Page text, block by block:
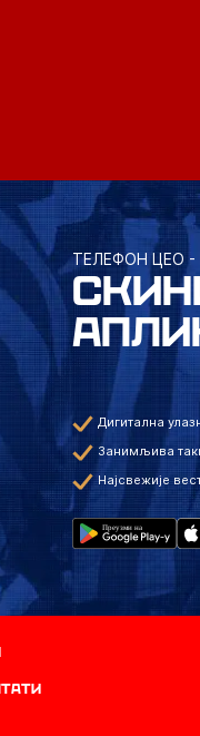
ТЕЛЕФОН ЦЕО -
Дигитална
Занимљива
Најсвежије